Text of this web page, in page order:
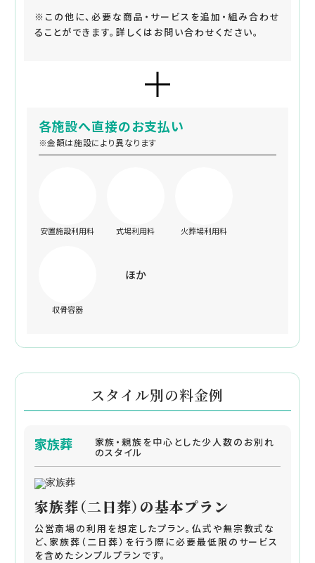
※この他に、必要な商品・サービスを追加・組み合わせ
ることができます。詳しくはお問い合わせください。
各施設へ直接のお支払い
※金額は施設により異なります
安置施設利用料 式場利用料 火葬場利用料
収骨容器
ほか
スタイル別の料金例
家族葬 家族・親族を中心とした少人数のお別れ
のスタイル
家族葬（二日葬）の基本プラン
公営斎場の利用を想定したプラン。仏式や無宗教式な
ど、家族葬（二日葬）を行う際に必要最低限のサービス
を含めたシンプルプランです。